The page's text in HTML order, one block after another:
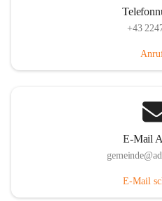
+43
E-Mail
E-Mail